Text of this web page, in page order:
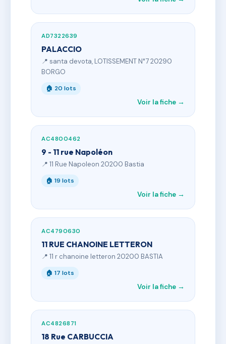
AD7322639
PALACCIO
📍 santa devota, LOTISSEMENT N°7 20290
BORGO
🏠 20 lots
Voir la fiche →
AC4800462
9 - 11 rue Napoléon
📍 11 Rue Napoleon 20200 Bastia
🏠 19 lots
Voir la fiche →
AC4790630
11 RUE CHANOINE LETTERON
📍 11 r chanoine letteron 20200 BASTIA
🏠 17 lots
Voir la fiche →
AC4826871
18 Rue CARBUCCIA